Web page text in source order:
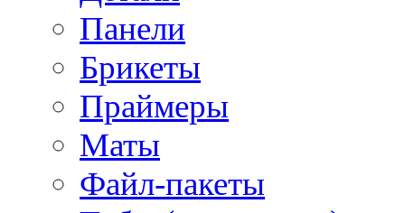
Панели
Брикеты
Праймеры
Маты
Файл-пакеты